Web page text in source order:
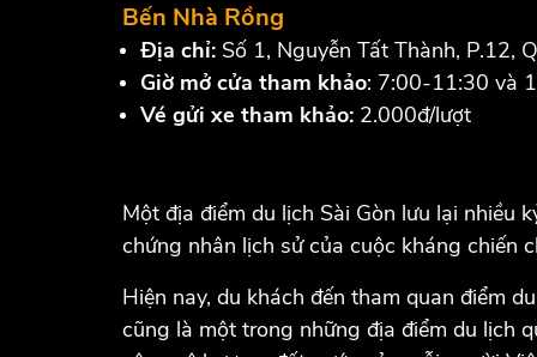
Bến Nhà Rồng
Địa chỉ: Số 1, Nguyễn Tất Thành, P.12,
Giờ mở cửa tham khảo: 7:00-11:30 và
Vé gửi xe tham khảo: 2.000đ/lượt
Một địa điểm du lịch Sài Gòn lưu lại nhiều
chứng nhân lịch sử của cuộc kháng chiến
Hiện nay, du khách đến tham quan điểm
cũng là một trong những địa điểm du lịch